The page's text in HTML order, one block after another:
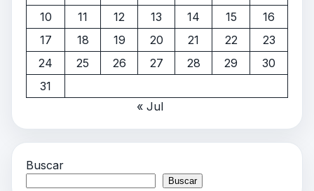
10
11 12 13 14 15
16
17
18 19 20 21 22
23
24
25 26 27 28 29
30
31
« Jul
Buscar
Buscar